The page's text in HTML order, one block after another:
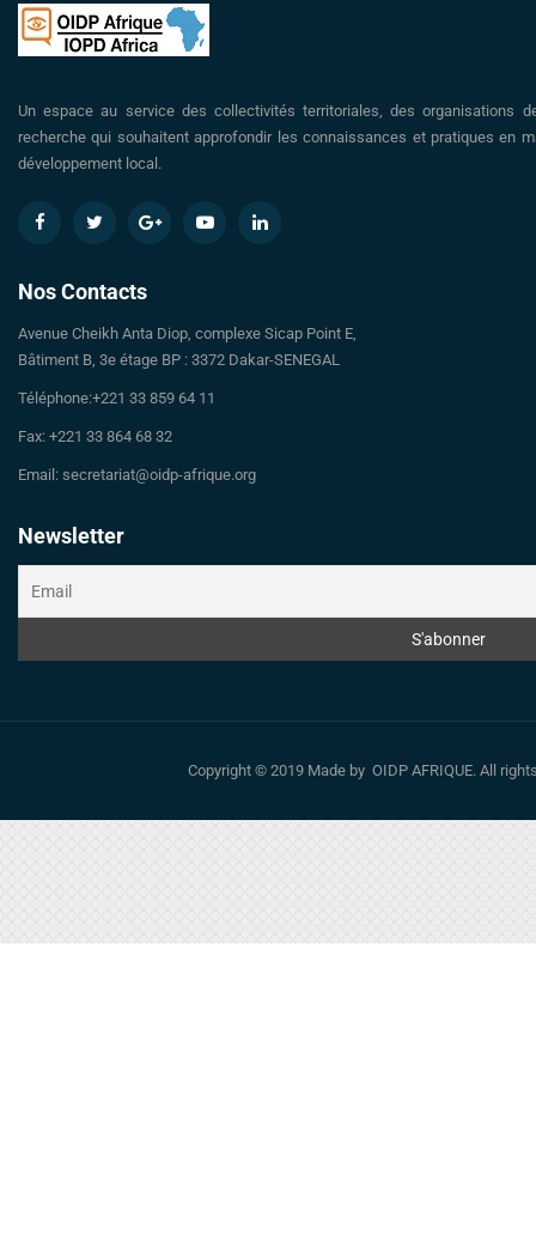
Un espace au service des collectivités territoriales, des organisations
recherche qui souhaitent approfondir les connaissances et pratiques en
développement local.
Nos Contacts
Avenue Cheikh Anta Diop, complexe Sicap Point E,
Bâtiment B, 3e étage BP : 3372 Dakar-SENEGAL
Téléphone:+221 33 859 64 11
Fax: +221 33 864 68 32
Email: secretariat@oidp-afrique.org
Newsletter
Copyright © 2019 Made by OIDP AFRIQUE. All